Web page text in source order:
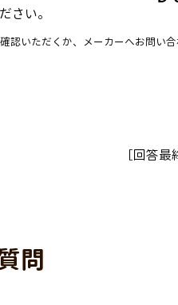
さい。
いただくか、メーカーへお問い合
［回答最
問